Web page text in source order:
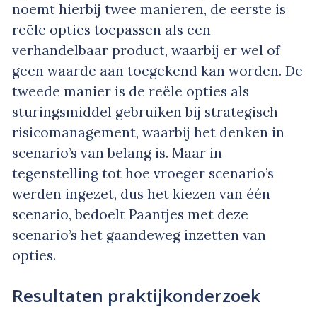
noemt hierbij twee manieren, de eerste is
reële opties toepassen als een
verhandelbaar product, waarbij er wel of
geen waarde aan toegekend kan worden. De
tweede manier is de reële opties als
sturingsmiddel gebruiken bij strategisch
risicomanagement, waarbij het denken in
scenario’s van belang is. Maar in
tegenstelling tot hoe vroeger scenario’s
werden ingezet, dus het kiezen van één
scenario, bedoelt Paantjes met deze
scenario’s het gaandeweg inzetten van
opties.
Resultaten praktijkonderzoek